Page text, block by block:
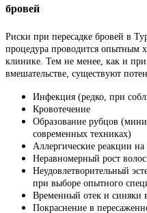
бровей
Риски при пересадке бровей в
процедура проводится опытным
клинике. Тем не менее, как и
вмешательстве, существуют
Инфекция (редко, при
Кровотечение
Образование рубцов
современных техниках)
Аллергические реакции
Неравномерный рост волос
Неудовлетворительный
при выборе опытного
Временный отек и синяки
Покраснение в